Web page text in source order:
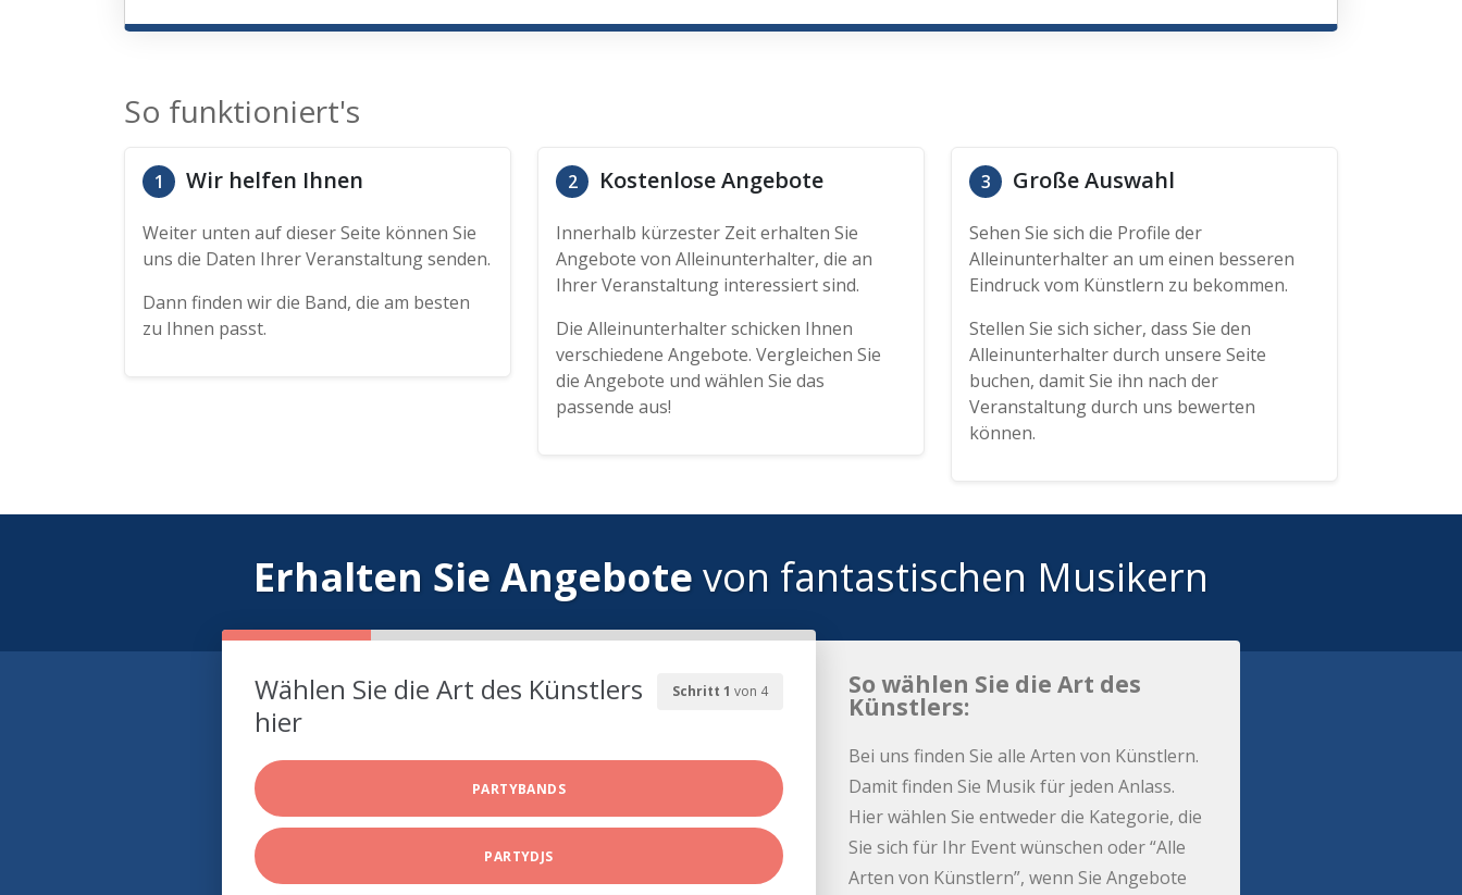
So funktioniert's
1 Wir helfen Ihnen
Weiter unten auf dieser Seite können Sie
uns die Daten Ihrer Veranstaltung senden.
Dann finden wir die Band, die am besten
zu Ihnen passt.
2 Kostenlose Angebote
Innerhalb kürzester Zeit erhalten Sie
Angebote von Alleinunterhalter, die an
Ihrer Veranstaltung interessiert sind.
Die Alleinunterhalter schicken Ihnen
verschiedene Angebote. Vergleichen Sie
die Angebote und wählen Sie das
passende aus!
3 Große Auswahl
Sehen Sie sich die Profile der
Alleinunterhalter an um einen besseren
Eindruck vom Künstlern zu bekommen.
Stellen Sie sich sicher, dass Sie den
Alleinunterhalter durch unsere Seite
buchen, damit Sie ihn nach der
Veranstaltung durch uns bewerten
können.
Erhalten Sie Angebote von fantastischen Musikern
Schritt 1 von 4
Wählen Sie die Art des Künstlers
hier
PARTYBANDS
PARTYDJS
So wählen Sie die Art des
Künstlers:
Bei uns finden Sie alle Arten von Künstlern.
Damit finden Sie Musik für jeden Anlass.
Hier wählen Sie entweder die Kategorie, die
Sie sich für Ihr Event wünschen oder “Alle
Arten von Künstlern”, wenn Sie Angebote